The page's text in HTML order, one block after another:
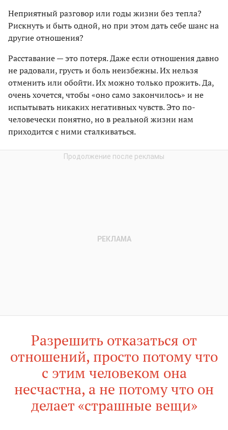
Неприятный разговор или годы жизни без тепла?
Рискнуть и быть одной, но при этом дать себе шанс на
другие отношения?
Расставание — это потеря. Даже если отношения давно
не радовали, грусть и боль неизбежны. Их нельзя
отменить или обойти. Их можно только прожить. Да,
очень хочется, чтобы «оно само закончилось» и не
испытывать никаких негативных чувств. Это по-
человечески понятно, но в реальной жизни нам
приходится с ними сталкиваться.
Разрешить отказаться от
отношений, просто потому что
с этим человеком она
несчастна, а не потому что он
делает «страшные вещи»